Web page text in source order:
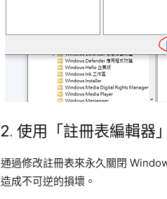
2. 使用「註冊表編輯器」
通過修改註冊表來永久關閉
造成不可逆的損壞。